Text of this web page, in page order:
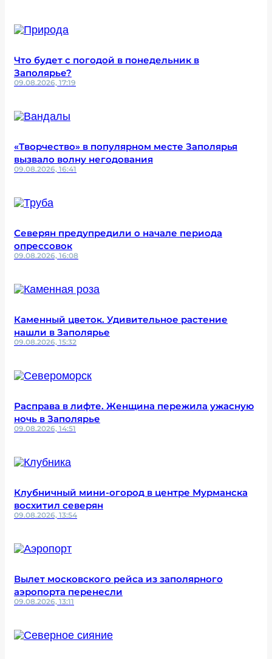
Что будет с погодой в понедельник в
Заполярье?
09.08.2026, 17:19
«Творчество» в популярном месте Заполярья
вызвало волну негодования
09.08.2026, 16:41
Северян предупредили о начале периода
опрессовок
09.08.2026, 16:08
Каменный цветок. Удивительное растение
нашли в Заполярье
09.08.2026, 15:32
Расправа в лифте. Женщина пережила ужасную
ночь в Заполярье
09.08.2026, 14:51
Клубничный мини-огород в центре Мурманска
восхитил северян
09.08.2026, 13:54
Вылет московского рейса из заполярного
аэропорта перенесли
09.08.2026, 13:11